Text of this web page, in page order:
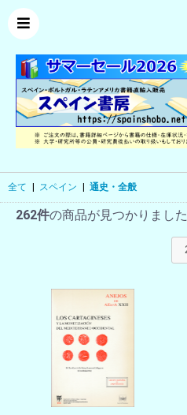
全て スペイン 通史・全般
262件の商品が見つかりました